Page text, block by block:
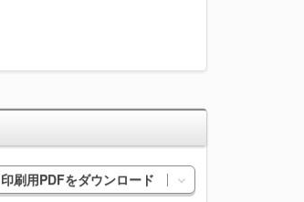
印刷用PDFをダウンロード